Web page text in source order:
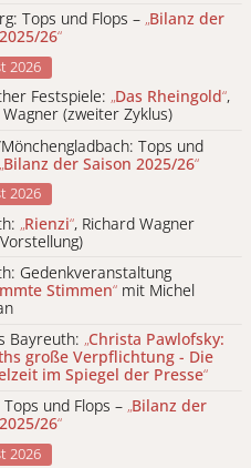
Tops und Flops – „Bilanz der
26“
2026
Festspiele: „Das Rheingold“,
Wagner (zweiter Zyklus)
Tops und
„Bilanz der Saison 2025/26“
2026
„Rienzi“, Richard Wagner
Gedenkveranstaltung
Stimmen“ mit Michel
Bayreuth: „Christa Pawlofsky:
große Verpflichtung - Die
im Spiegel der Presse“
Tops und Flops – „Bilanz der
26“
2026